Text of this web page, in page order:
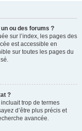
ou des forums ?
sur l’index, les pages des
est accessible en
sur toutes les pages du
?
trop de termes
d’être plus précis et
avancée.